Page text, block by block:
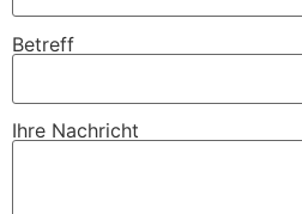
Betreff
Ihre Nachricht